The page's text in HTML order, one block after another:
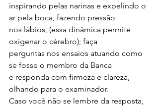
inspirando pelas narinas e expelindo o
ar pela boca, fazendo pressão
nos lábios, (essa dinâmica permite
oxigenar o cérebro); faça
perguntas nos ensaios atuando como
se fosse o membro da Banca
e responda com firmeza e clareza,
olhando para o examinador.
Caso você não se lembre da resposta,